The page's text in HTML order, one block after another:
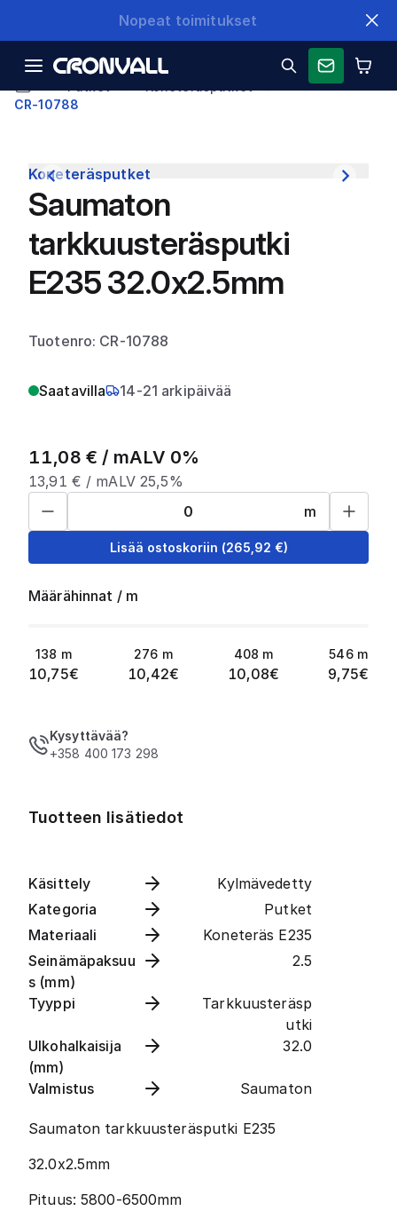
Nopeat toimitukset
CR-10788
Koneteräsputket
Saumaton
tarkkuusteräsputki
E235 32.0x2.5mm
Tuotenro: CR-10788
Saatavilla 14-21 arkipäivää
11,08 € / mALV 0%
13,91 € / mALV 25,5%
m
Lisää ostoskoriin (265,92 €)
Määrähinnat / m
138 m
10,75€
276 m
10,42€
408 m
10,08€
546 m
9,75€
Kysyttävää?
+358 400 173 298
Tuotteen lisätiedot
Käsittely
Kylmävedetty
Kategoria
Putket
Materiaali
Koneteräs E235
Seinämäpaksuu
s (mm)
2.5
Tyyppi
Tarkkuusteräsp
utki
Ulkohalkaisija
(mm)
32.0
Valmistus Saumaton
Saumaton tarkkuusteräsputki E235
32.0x2.5mm
Pituus: 5800-6500mm